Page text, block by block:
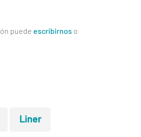
puede escribirnos o
Liner